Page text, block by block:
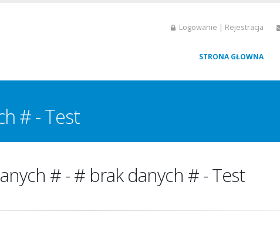
Logowanie | Rejestracja
STRONA GŁOWNA
# - Test
# - # brak danych # - Test